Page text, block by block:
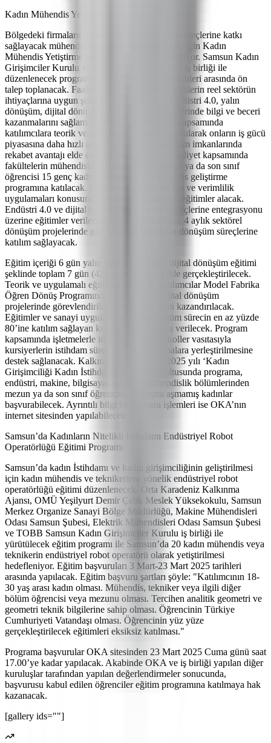
Kadın Mühendis Yetiştirme Okulu
Bölgedeki firmaların yalın ve dijital dönüşüm süreçlerine katkı
sağlayacak mühendis kaynağının oluşturulması için Kadın
Mühendis Yetiştirme Okulu programı düzenleniyor. Samsun Kadın
Girişimciler Kurulu ve Samsun Model Fabrika iş birliği ile
düzenlenecek program için 3-17 Mart 2025 tarihleri arasında ön
talep toplanacak. Faaliyet yeni mezun mühendislerin reel sektörün
ihtiyaçlarına uygun şekilde yetiştirilmesini, Endüstri 4.0, yalın
dönüşüm, dijital dönüşüm ve verimlilik eksenlerinde bilgi ve beceri
kazanmalarını sağlamayı amaçlıyor. Program kapsamında
katılımcılara teorik ve uygulamalı eğitimler sunularak onların iş gücü
piyasasına daha hızlı adapte olmaları ve istihdam imkanlarında
rekabet avantajı elde etmeleri hedefleniyor. Faaliyet kapsamında
fakültelerin mühendislik bölümlerinden mezun ya da son sınıf
öğrencisi 15 genç kadın, 3 aşamalı bir mühendis geliştirme
programına katılacak. Katılımcılar, yalın üretim ve verimlilik
uygulamaları konusunda teorik ve uygulamalı eğitimler alacak.
Endüstri 4.0 ve dijital teknolojilerin üretim süreçlerine entegrasyonu
üzerine eğitimler verilecek. Ayrıca katılımcılar, 4 aylık sektörel
dönüşüm projelerinde görev alarak firmaların dönüşüm süreçlerine
katılım sağlayacak.
Eğitim içeriği 6 gün yalın üretim artı 1 gün dijital dönüşüm eğitimi
şeklinde toplam 7 gün (42 saat) olacak şekilde gerçekleştirilecek.
Teorik ve uygulamalı eğitimler sonunda katılımcılar Model Fabrika
Öğren Dönüş Programında 4 aylık yalın/dijital dönüşüm
projelerinde görevlendirilerek saha deneyimi kazandırılacak.
Eğitimler ve sanayi uygulamaları sonunda tüm sürecin en az yüzde
80’ine katılım sağlayan kursiyerlere sertifika verilecek. Program
kapsamında işletmelerle imzalanacak protokoller vasıtasıyla
kursiyerlerin istihdam sürecinde uygun firmalara yerleştirilmesine
destek sağlanacak. Kalkınma Ajanslarının 2025 yılı ‘Kadın
Girişimciliği Kadın İstihdamı’ teması doğrultusunda programa,
endüstri, makine, bilgisayar ve diğer mühendislik bölümlerinden
mezun ya da son sınıf öğrencisi, 30 yaşını aşmamış kadınlar
başvurabilecek. Ayrıntılı bilgi ve başvuru işlemleri ise OKA’nın
internet sitesinden yapılabilecek.
Samsun’da Kadınların Nitelikli İstihdamı Endüstriyel Robot
Operatörlüğü Eğitimi Programı
Samsun’da kadın İstihdamı ve kadın girişimciliğinin geliştirilmesi
için kadın mühendis ve teknikerlere yönelik endüstriyel robot
operatörlüğü eğitimi düzenlenecek. Orta Karadeniz Kalkınma
Ajansı, OMÜ Yeşilyurt Demir Çelik Meslek Yüksekokulu, Samsun
Merkez Organize Sanayi Bölge Müdürlüğü, Makine Mühendisleri
Odası Samsun Şubesi, Elektrik Mühendisleri Odası Samsun Şubesi
ve TOBB Samsun Kadın Girişimciler Kurulu iş birliği ile
yürütülecek eğitim programı ile Samsun’da 20 kadın mühendis veya
teknikerin endüstriyel robot operatörü olarak yetiştirilmesi
hedefleniyor. Eğitim başvuruları 3 Mart-23 Mart 2025 tarihleri
arasında yapılacak. Eğitim başvuru şartları şöyle: "Katılımcının 18-
30 yaş arası kadın olması. Mühendis, tekniker veya ilgili diğer
bölüm öğrencisi veya mezunu olması. Tercihen analitik geometri ve
geometri teknik bilgilerine sahip olması. Öğrencinin Türkiye
Cumhuriyeti Vatandaşı olması. Öğrencinin yüz yüze
gerçekleştirilecek eğitimleri eksiksiz katılması."
Programa başvurular OKA sitesinden 23 Mart 2025 Cuma günü saat
17.00’ye kadar yapılacak. Akabinde OKA ve iş birliği yapılan diğer
kuruluşlar tarafından yapılan değerlendirmeler sonucunda,
başvurusu kabul edilen öğrenciler eğitim programına katılmaya hak
kazanacak.
[gallery ids=""]